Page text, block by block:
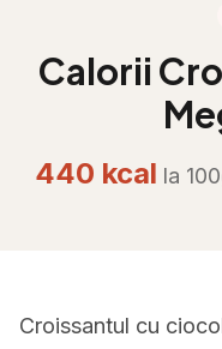
Calorii
440 kcal la
Croissantul cu